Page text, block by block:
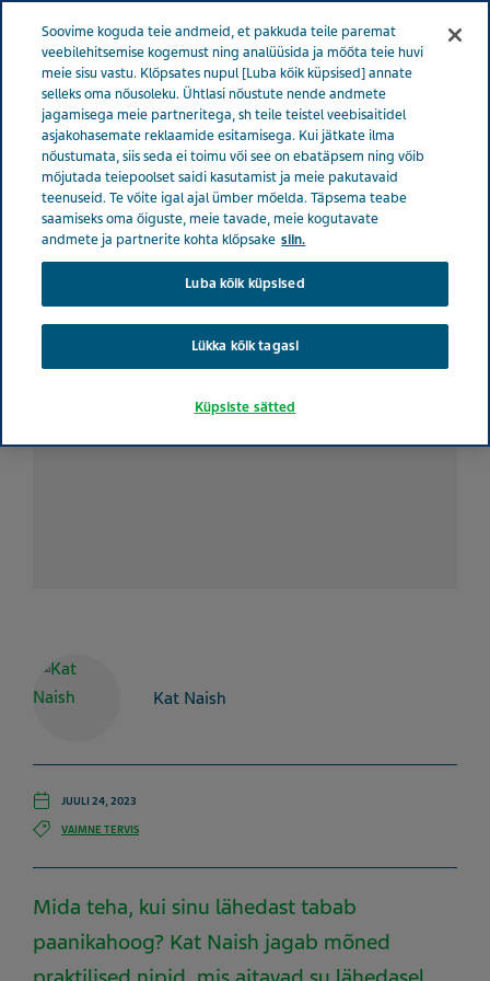
Estonia Tervise eest hoolitsemine Kõik lood
aidata lähedast, kui teda tabab paanikahoog
Kuidas aidata lähedast, kui
teda tabab paanikahoog
Kat Naish
JUULI 24, 2023
VAIMNE TERVIS
Mida teha, kui sinu lähedast tabab
paanikahoog? Kat Naish jagab mõned
Soovime koguda teie andmeid, et pakkuda teile paremat
veebilehitsemise kogemust ning analüüsida ja mõõta teie huvi
meie sisu vastu. Klõpsates nupul [Luba kõik küpsised] annate
selleks oma nõusoleku. Ühtlasi nõustute nende andmete
jagamisega meie partneritega, sh teile teistel veebisaitidel
asjakohasemate reklaamide esitamisega. Kui jätkate ilma
nõustumata, siis seda ei toimu või see on ebatäpsem ning võib
mõjutada teiepoolset saidi kasutamist ja meie pakutavaid
teenuseid. Te võite igal ajal ümber mõelda. Täpsema teabe
saamiseks oma õiguste, meie tavade, meie kogutavate
andmete ja partnerite kohta klõpsake siin.
Luba kõik küpsised
Lükka kõik tagasi
Küpsiste sätted